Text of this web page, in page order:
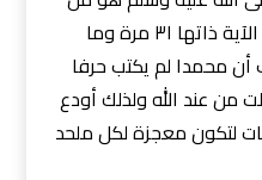
كتب سورة الرحمن فلماذا كرر الآية ذاتها ٣١ مرة وما
محمدا لم يكتب حرفا
من عند الله ولذلك أودع
لتكون معجزة لكل ملحد